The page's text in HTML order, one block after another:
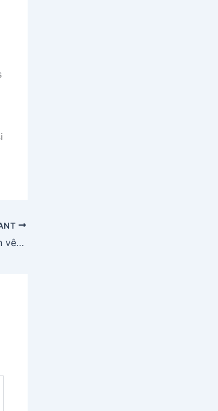
Quels sont les avantages d’un vêtement personnalisé pour les événements de musique de danse ?